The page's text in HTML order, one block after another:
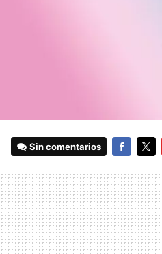
Sin comentarios